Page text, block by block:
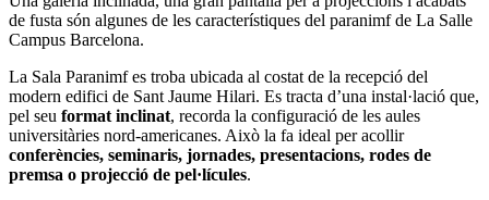
de fusta són algunes de les característiques del paranimf de La Salle
Campus Barcelona.
La Sala Paranimf es troba ubicada al costat de la recepció del
modern edifici de Sant Jaume Hilari. Es tracta d’una instal·lació que,
pel seu format inclinat, recorda la configuració de les aules
universitàries nord-americanes. Això la fa ideal per acollir
conferències, seminaris, jornades, presentacions, rodes de
premsa o projecció de pel·lícules.